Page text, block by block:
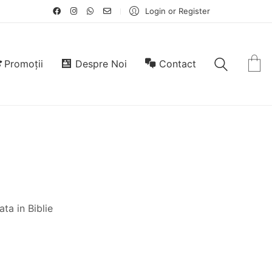
Login or Register
Promoții Despre Noi Contact
in Biblie